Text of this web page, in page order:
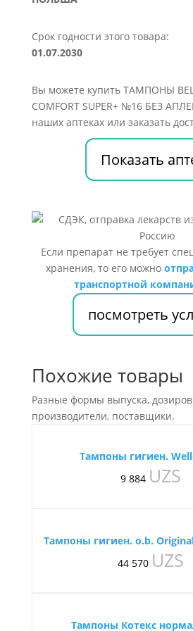
Срок годности этого товара:
01.07.2030
Вы можете купить ТАМПОНЫ
COMFORT SUPER+ №16 БЕЗ
наших аптеках или заказать
Показать
Если препарат не требует
хранения, то его можно
транспортной
посмотреть
Похожие товары
Разные формы выпуска,
производители, поставщики.
Тампоны гигиен.
9 884 UZS
Тампоны гигиен. o.b.
44 570 UZS
Тампоны Котекс